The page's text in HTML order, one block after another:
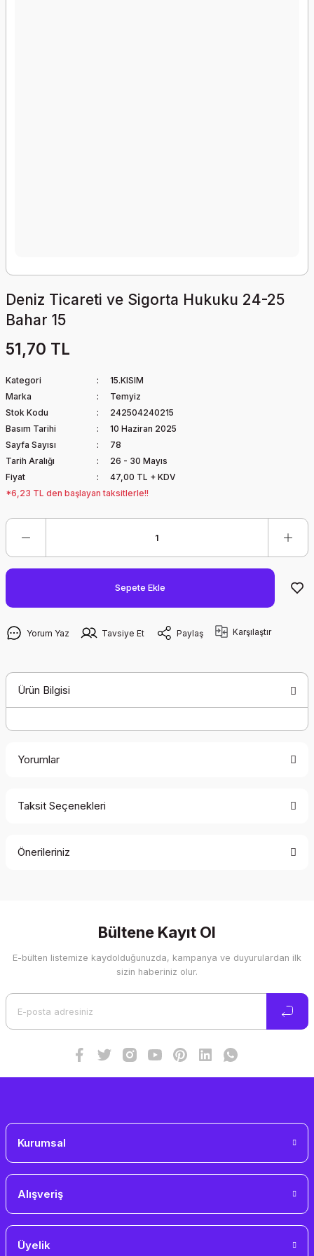
Deniz Ticareti ve Sigorta Hukuku 24-25
Bahar 15
51,70 TL
Kategori
15.KISIM
Marka
Temyiz
Stok Kodu
242504240215
Basım Tarihi
10 Haziran 2025
Sayfa Sayısı
78
Tarih Aralığı
26 - 30 Mayıs
Fiyat
47,00 TL + KDV
*6,23 TL den başlayan taksitlerle!!
Sepete Ekle
Yorum Yaz Tavsiye Et Paylaş Karşılaştır
Ürün Bilgisi
Yorumlar
Taksit Seçenekleri
Önerileriniz
Görüş ve önerileriniz için teşekkür ederiz.
Ürün resmi kalitesiz, bozuk veya görüntülenemiyor.
Bültene Kayıt Ol
E-bülten listemize kaydolduğunuzda, kampanya ve duyurulardan ilk
sizin haberiniz olur.
Kurumsal
Alışveriş
Üyelik